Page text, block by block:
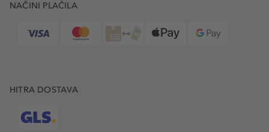
NAČINI PLAČILA
HITRA DOSTAVA